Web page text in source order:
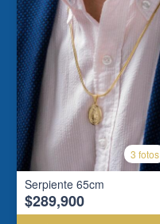
3 fotos
Serpiente 65cm
$289,900